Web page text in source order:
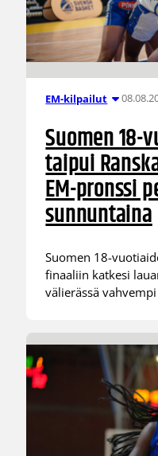
EM-kilpailut
Suomen
taipui
EM-pronssi
sunnuntaina
Suomen 18-
finaaliin katkesi
välierässä